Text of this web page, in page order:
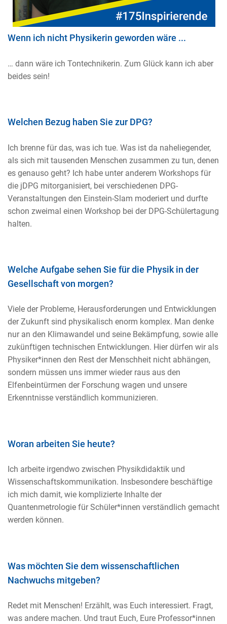
Wenn ich nicht Physikerin geworden wäre ...
… dann wäre ich Tontechnikerin. Zum Glück kann ich aber
beides sein!
Welchen Bezug haben Sie zur DPG?
Ich brenne für das, was ich tue. Was ist da naheliegender,
als sich mit tausenden Menschen zusammen zu tun, denen
es genauso geht? Ich habe unter anderem Workshops für
die jDPG mitorganisiert, bei verschiedenen DPG-
Veranstaltungen den Einstein-Slam moderiert und durfte
schon zweimal einen Workshop bei der DPG-Schülertagung
halten.
Welche Aufgabe sehen Sie für die Physik in der
Gesellschaft von morgen?
Viele der Probleme, Herausforderungen und Entwicklungen
der Zukunft sind physikalisch enorm komplex. Man denke
nur an den Klimawandel und seine Bekämpfung, sowie alle
zukünftigen technischen Entwicklungen. Hier dürfen wir als
Physiker*innen den Rest der Menschheit nicht abhängen,
sondern müssen uns immer wieder raus aus den
Elfenbeintürmen der Forschung wagen und unsere
Erkenntnisse verständlich kommunizieren.
Woran arbeiten Sie heute?
Ich arbeite irgendwo zwischen Physikdidaktik und
Wissenschaftskommunikation. Insbesondere beschäftige
ich mich damit, wie komplizierte Inhalte der
Quantenmetrologie für Schüler*innen verständlich gemacht
werden können.
Was möchten Sie dem wissenschaftlichen
Nachwuchs mitgeben?
Redet mit Menschen! Erzählt, was Euch interessiert. Fragt,
was andere machen. Und traut Euch, Eure Professor*innen